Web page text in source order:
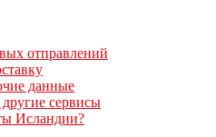
отправлений
данные
сервисы
Исландии?